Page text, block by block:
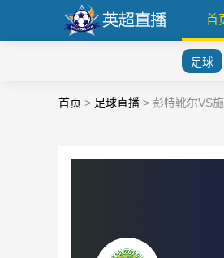
首
足球
首页 > 足球直播 > 彭特靴尔VS